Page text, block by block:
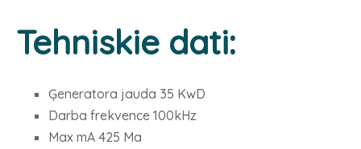
Tehniskie dati:
Ģeneratora jauda 35 KwD
Darba frekvence 100kHz
Max mA 425 Ma